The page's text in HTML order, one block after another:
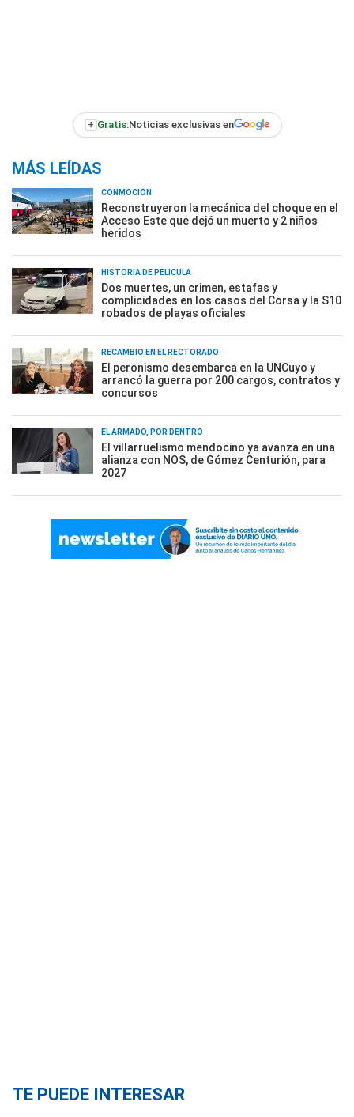
+ Gratis:Noticias exclusivas en
MÁS LEÍDAS
CONMOCIÓN
Reconstruyeron la mecánica del choque en el
Acceso Este que dejó un muerto y 2 niños
heridos
HISTORIA DE PELÍCULA
Dos muertes, un crimen, estafas y
complicidades en los casos del Corsa y la S10
robados de playas oficiales
RECAMBIO EN EL RECTORADO
El peronismo desembarca en la UNCuyo y
arrancó la guerra por 200 cargos, contratos y
concursos
EL ARMADO, POR DENTRO
El villarruelismo mendocino ya avanza en una
alianza con NOS, de Gómez Centurión, para
2027
TE PUEDE INTERESAR